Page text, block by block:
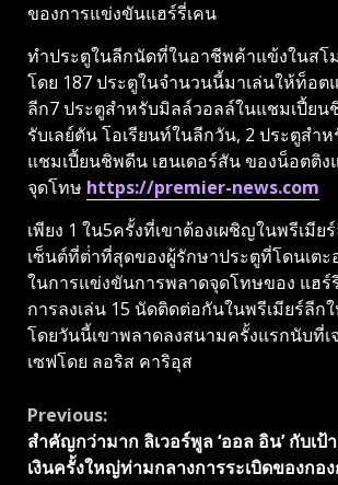
ของการแข่งขันแฮร์รี่เคน
ทําประตูในลีกนัดที่ในอาชีพค้าแข้งในสโ
โดย 187 ประตูในจํานวนนี้มาเล่นให้ท็อต
ลีก7 ประตูสําหรับมิลล์วอลล์ในแชมเปี้ยน
รับเลย์ตัน โอเรียนท์ในลีกวัน, 2 ประตูสําห
แชมเปี้ยนชิพดีน เฮนเดอร์สัน ของน็อตติง
จุดโทษ https://premier-news.com
เพียง 1 ใน5ครั้งที่เขาต้องเผชิญในพรีเมีย
เซ็นต์ที่ต่ําที่สุดของผู้รักษาประตูที่โดนเตะ
ในการแข่งขันการพลาดจุดโทษของ แฮร์
การลงเล่น 15 นัดติดต่อกันในพรีเมียร์ลีก
โดยวันนี้เขาพลาดลงสนามครั้งแรกนับที่เ
เซฟโดย ลอริส คาริอุส
Continue
Reading
Previous:
สําคัญกว่ามาก ลิเวอร์พูล ‘ออล อิน’ กับเ
เงินครั้งใหญ่ท่ามกลางการระเบิดของกอ